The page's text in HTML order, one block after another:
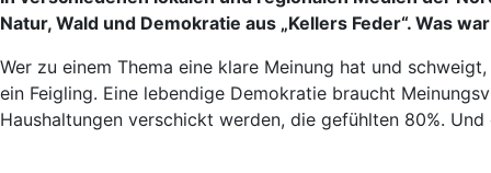
Natur, Wald und Demokratie aus „Kellers Feder“. Was
Wer zu einem Thema eine klare Meinung hat und
ein Feigling. Eine lebendige Demokratie braucht
Haushaltungen verschickt werden, die gefühlten 80%.